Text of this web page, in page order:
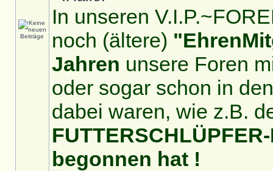
In unseren
noch (ältere)
Jahren unsere Foren
oder sogar schon in
dabei waren, wie z.B.
begonnen hat !